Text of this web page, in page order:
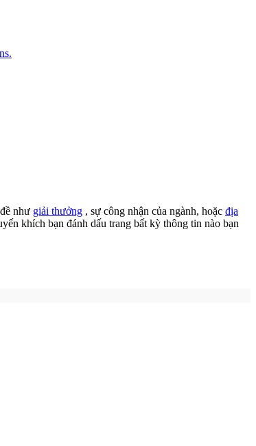
như giải thưởng , sự công nhận của ngành, hoặc địa
khích bạn đánh dấu trang bất kỳ thông tin nào bạn